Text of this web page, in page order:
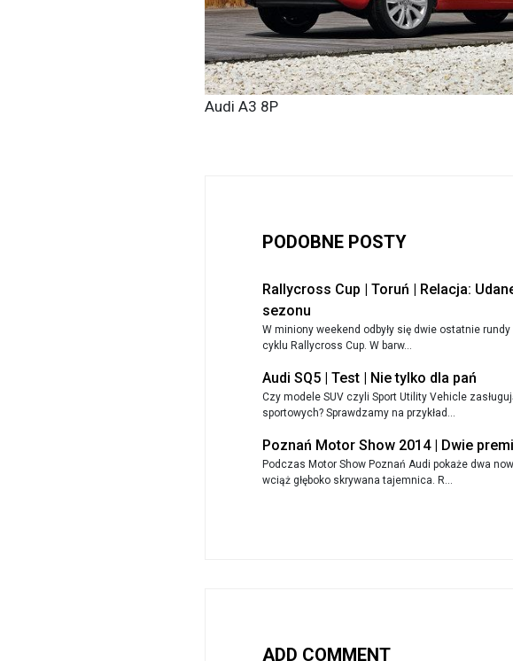
Audi A3 8P
PODOBNE POSTY
Rallycross Cup | Toruń | Relacja:
sezonu
W miniony weekend odbyły się dwie ostatnie
cyklu Rallycross Cup. W barw...
Audi SQ5 | Test | Nie tylko dla pań
Czy modele SUV czyli Sport Utility Vehicle
sportowych? Sprawdzamy na przykład...
Poznań Motor Show 2014 | Dwie
Podczas Motor Show Poznań Audi pokaże dwa
wciąż głęboko skrywana tajemnica. R...
ADD COMMENT